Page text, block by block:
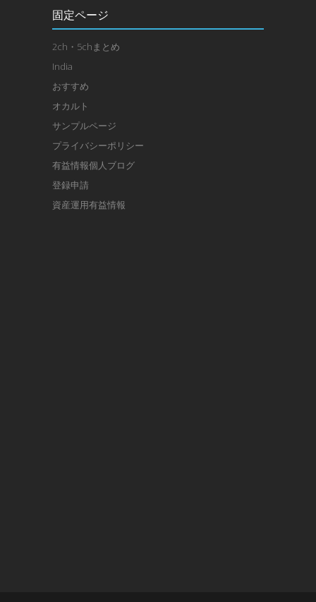
固定ページ
2ch・5chまとめ
India
おすすめ
オカルト
サンプルページ
プライバシーポリシー
有益情報個人ブログ
登録申請
資産運用有益情報